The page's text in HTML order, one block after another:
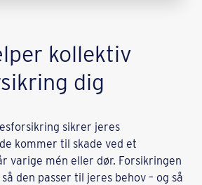
kollektiv
dig
sikrer jeres
kommer til skade ved et
varige mén eller dør. Forsikringen
den passer til jeres behov – og så